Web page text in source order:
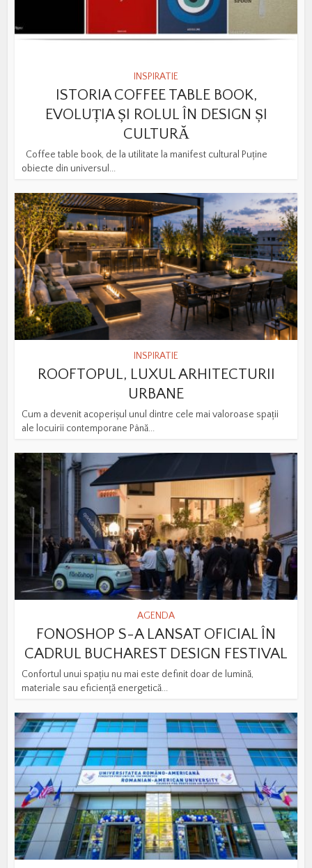
INSPIRATIE
ISTORIA COFFEE TABLE BOOK,
EVOLUȚIA ȘI ROLUL ÎN DESIGN ȘI
CULTURĂ
Coffee table book, de la utilitate la manifest cultural Puține
obiecte din universul...
INSPIRATIE
ROOFTOPUL, LUXUL ARHITECTURII
URBANE
Cum a devenit acoperișul unul dintre cele mai valoroase spații
ale locuirii contemporane Până...
AGENDA
FONOSHOP S-A LANSAT OFICIAL ÎN
CADRUL BUCHAREST DESIGN FESTIVAL
Confortul unui spațiu nu mai este definit doar de lumină,
materiale sau eficiență energetică...